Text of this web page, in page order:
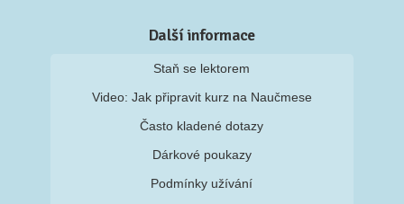
Další informace
Staň se lektorem
Video: Jak připravit kurz na Naučmese
Často kladené dotazy
Dárkové poukazy
Podmínky užívání